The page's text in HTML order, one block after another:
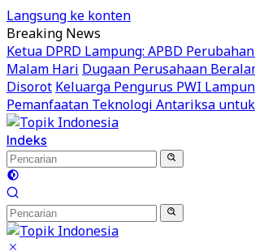
Langsung ke konten
Breaking News
Ketua DPRD Lampung: APBD
Malam Hari Dugaan Perusahaan
Disorot Keluarga Pengurus PWI
Pemanfaatan Teknologi Antariksa
Indeks